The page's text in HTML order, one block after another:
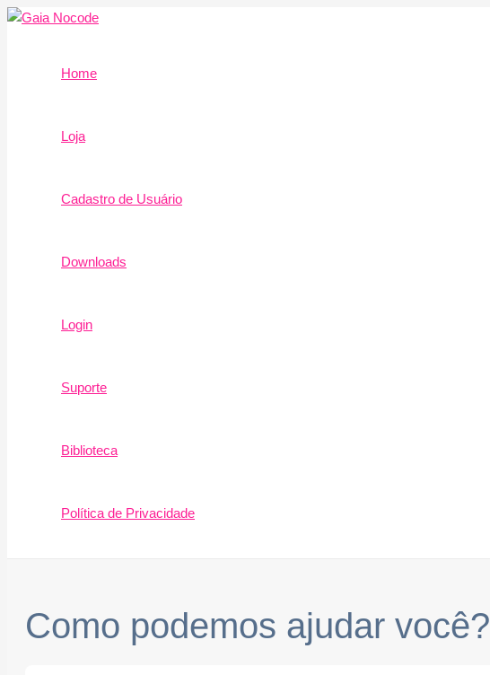
Ir
Home
Loja
Cadastro de Usuário
Downloads
Login
Suporte
Biblioteca
Política de Privacidade
Como podemos ajudar você?